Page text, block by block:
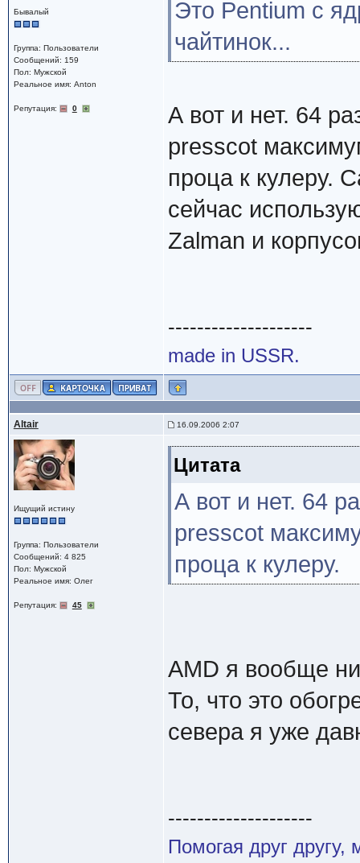
Бывалый
Группа: Пользователи
Сообщений: 159
Пол: Мужской
Реальное имя: Anton
Репутация: 0
Это Pentium с
чайтинок...
А вот и нет. 64
presscot
проца к кулеру.
сейчас
Zalman и
--------------------
made in USSR.
Altair 16.09.2006 2:07
Ищущий истину
Группа: Пользователи
Сообщений: 4 825
Пол: Мужской
Реальное имя: Олег
Репутация: 45
Цитата
А вот и нет. 64
presscot
проца к кулеру.
AMD я вообще
То, что это
севера я уже
--------------------
Помогая друг